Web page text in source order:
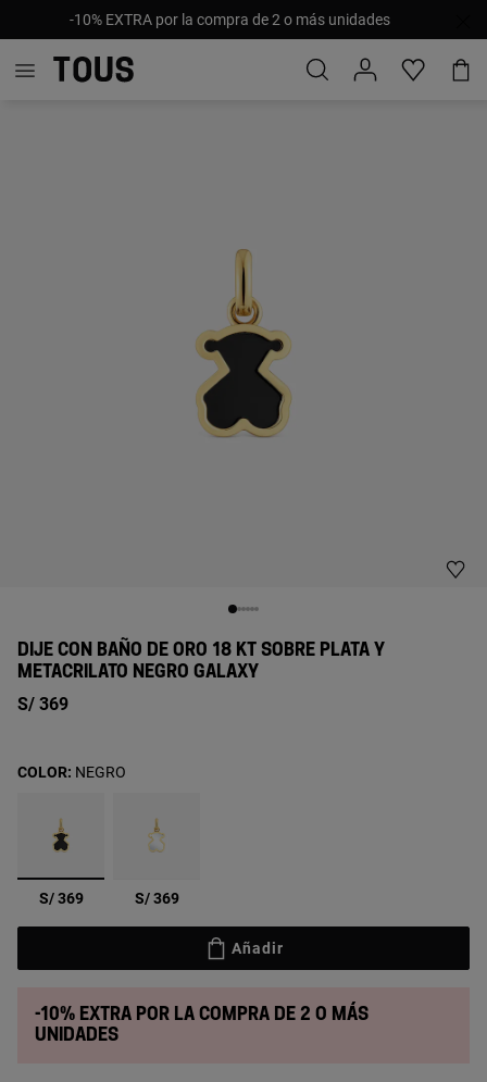
-10% EXTRA por la compra de 2 o más unidades
DIJE CON BAÑO DE ORO 18 KT SOBRE PLATA Y
METACRILATO NEGRO GALAXY
S/ 369
seleccionado
S/ 369 S/ 369
COLOR: NEGRO
Añadir
-10% extra por la compra de 2 o más
unidades